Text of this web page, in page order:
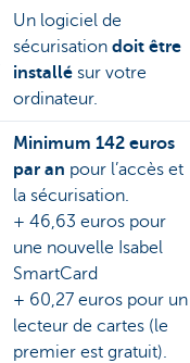
Un logiciel de
sécurisation doit être
installé sur votre
ordinateur.
Minimum 142 euros
par an pour l’accès et
la sécurisation.
+ 46,63 euros pour
une nouvelle Isabel
SmartCard
+ 60,27 euros pour un
lecteur de cartes (le
premier est gratuit).